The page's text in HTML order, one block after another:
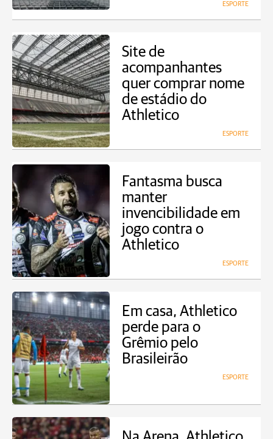
ESPORTE
Site de
acompanhantes
quer comprar nome
de estádio do
Athletico
ESPORTE
Fantasma busca
manter
invencibilidade em
jogo contra o
Athletico
ESPORTE
Em casa, Athletico
perde para o
Grêmio pelo
Brasileirão
ESPORTE